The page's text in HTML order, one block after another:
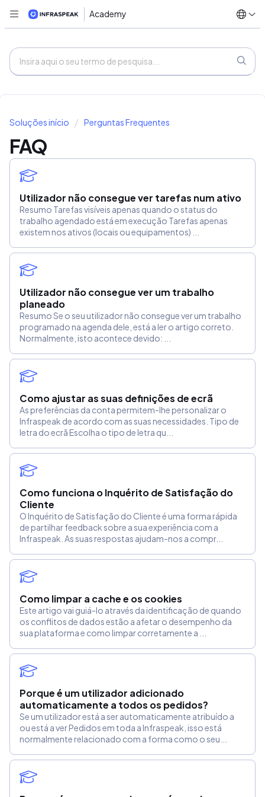
Academy
Soluções início Perguntas Frequentes
FAQ
Utilizador não consegue ver tarefas num ativo
Resumo Tarefas visíveis apenas quando o status do
trabalho agendado está em execução Tarefas apenas
existem nos ativos (locais ou equipamentos) ...
Utilizador não consegue ver um trabalho
planeado
Resumo Se o seu utilizador não consegue ver um trabalho
programado na agenda dele, está a ler o artigo correto.
Normalmente, isto acontece devido: ...
Como ajustar as suas definições de ecrã
As preferências da conta permitem-lhe personalizar o
Infraspeak de acordo com as suas necessidades. Tipo de
letra do ecrã Escolha o tipo de letra qu...
Como funciona o Inquérito de Satisfação do
Cliente
O Inquérito de Satisfação do Cliente é uma forma rápida
de partilhar feedback sobre a sua experiência com a
Infraspeak. As suas respostas ajudam-nos a compr...
Como limpar a cache e os cookies
Este artigo vai guiá-lo através da identificação de quando
os conflitos de dados estão a afetar o desempenho da
sua plataforma e como limpar corretamente a ...
Porque é um utilizador adicionado
automaticamente a todos os pedidos?
Se um utilizador está a ser automaticamente atribuído a
ou está a ver Pedidos em toda a Infraspeak, isso está
normalmente relacionado com a forma como o seu...